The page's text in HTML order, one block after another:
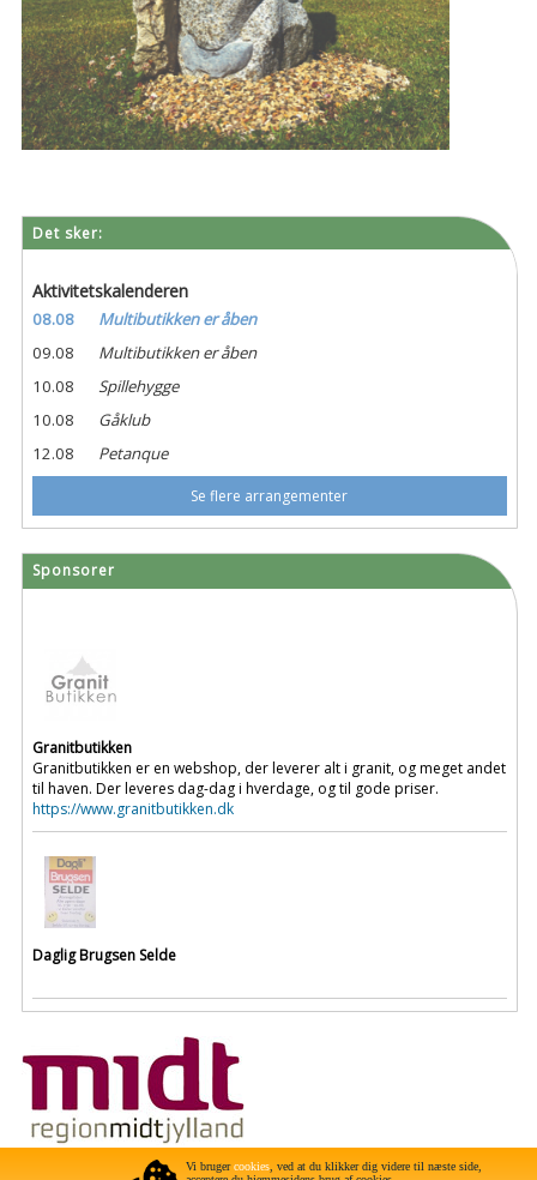
Det sker:
Aktivitetskalenderen
08.08
Multibutikken er åben
09.08
Multibutikken er åben
10.08
Spillehygge
10.08
Gåklub
12.08
Petanque
Se flere arrangementer
Sponsorer
Granitbutikken
Granitbutikken er en webshop, der leverer alt i granit, og meget andet
til haven. Der leveres dag-dag i hverdage, og til gode priser.
https://www.granitbutikken.dk
Daglig Brugsen Selde
Projektet er støttet af Region Midtjylland gennem projektet "Selde som
Vi brugercookies , ved at du klikker dig videre til næste side,